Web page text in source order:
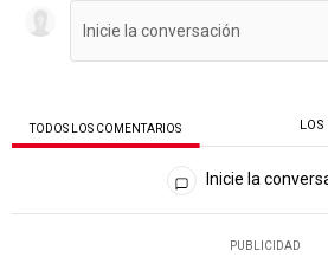
TODOS LOS COMENTARIOS
Todos los comentarios
Inicie la
PUBLICIDAD